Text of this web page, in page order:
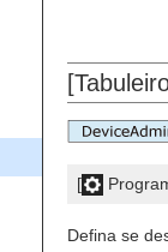
[
Defina se